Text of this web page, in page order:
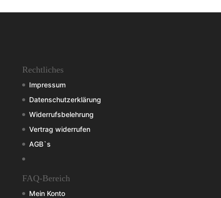
Rechtliches
Impressum
Datenschutzerklärung
Widerrufsbelehrung
Vertrag widerrufen
AGB`s
FAQ-Bereich
Mein Konto